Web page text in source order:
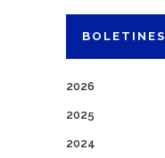
BOLETINES
2026
2025
2024